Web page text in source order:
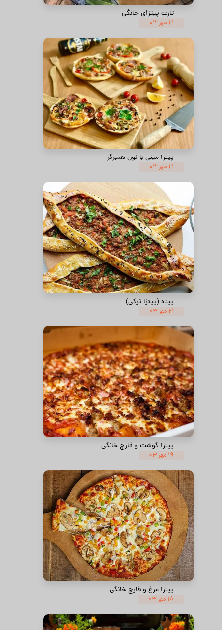
تارت پیتزای خانگی
۲۱ مهر ۰۳
پیتزا مینی با نون همبرگر
۲۱ مهر ۰۳
پیده (پیتزا ترکی)
۲۱ مهر ۰۳
پیتزا گوشت و قارچ خانگی
۱۹ مهر ۰۳
پیتزا مرغ و قارچ خانگی
۱۸ مهر ۰۳